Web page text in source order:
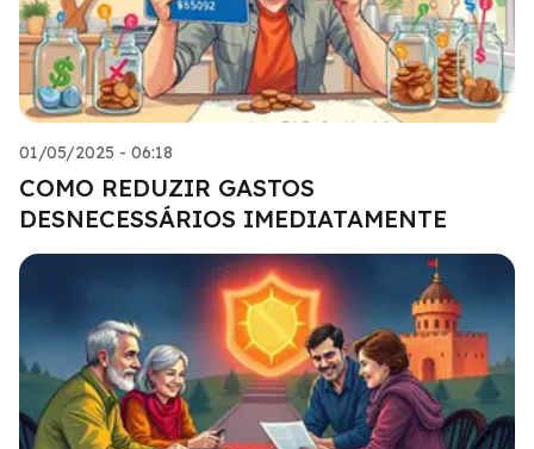
01/05/2025 - 06:18
COMO REDUZIR GASTOS
DESNECESSÁRIOS IMEDIATAMENTE